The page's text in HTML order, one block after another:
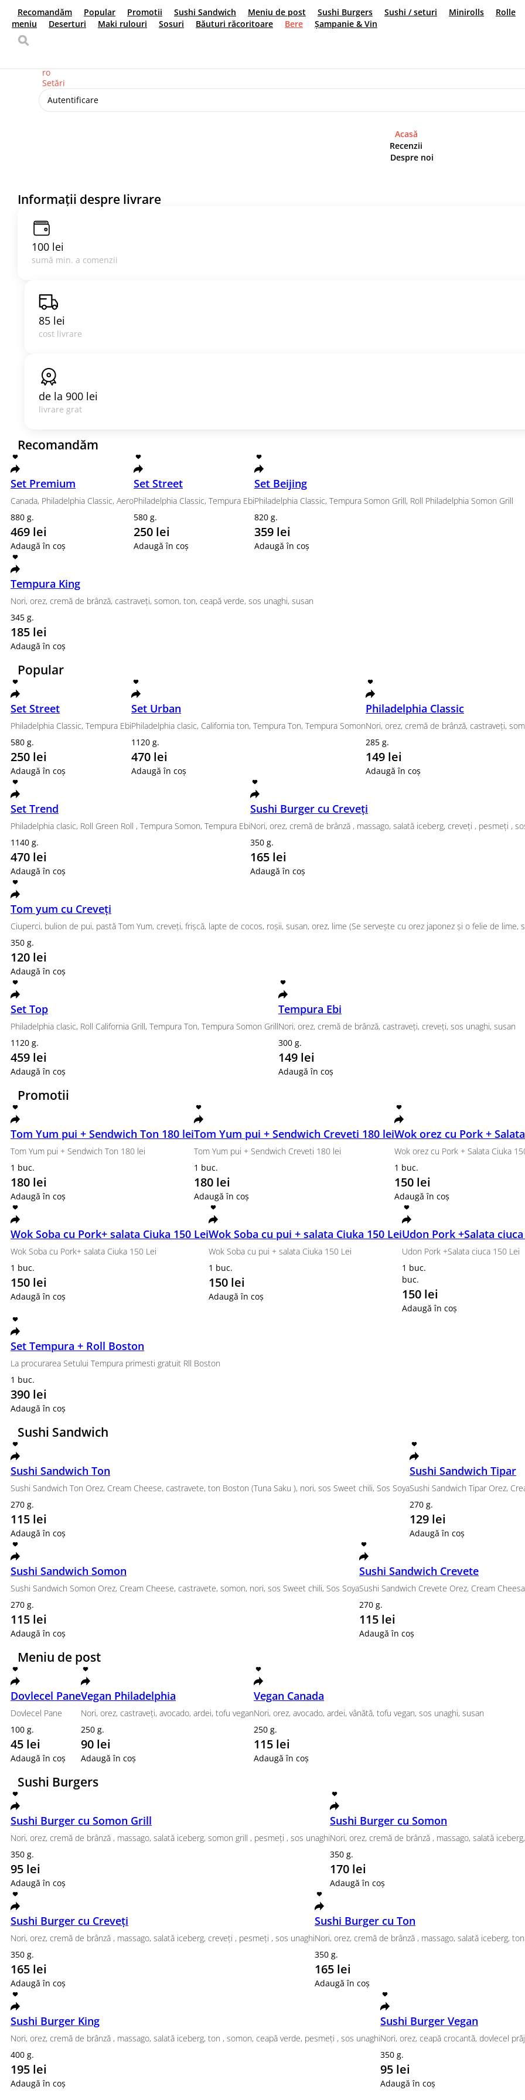
Livrare de mâncare
Кишинёв
ro
Setări
Autentificare
Acasă
Recenzii
Despre noi
Informații despre livrare
100 lei
sumă min. a comenzii
85 lei
cost livrare
de la 900 lei
livrare grat
Recomandăm Popular Promotii Sushi Sandwich Meniu de post Sushi Burgers Sushi / seturi
japoneze
Wok Veggie meniu Deserturi Maki rulouri Sosuri Băuturi răcoritoare
Recomandăm
Set Premium
Canada, Philadelphia Classic, Aero
880 g.
469 lei
Adaugă în coș
Set Street
Philadelphia Classic, Tempura Ebi
250 lei
Adaugă în coș
Philadelphia Classic, Tempura Somon Grill,
Tempura King
Nori, orez, cremă de brânză, castraveți, somon, ton, ceapă verde, sos unaghi, susan
345 g.
185 lei
Adaugă în coș
Popular
Set Street
Philadelphia Classic, Tempura Ebi
580 g.
250 lei
Adaugă în coș
Set Urban
Philadelphia clasic, California ton, Tempura Ton, Tempura Somon
470 lei
Adaugă în coș
Philadelphia
Nori, orez,
Set Premium
Canada, Philadelphia Classic, Aero
469 lei
Adaugă în coș
Philadelphia clasic, Roll Green Roll , Tempura Somon, Tempura Ebi
Sushi Burger cu Creveți
165 lei
Tom yum cu Creveți
fi consumat cald sau fierbinte)
350 g.
120 lei
Adaugă în coș
Set Top
Philadelphia clasic, Roll California Grill, Tempura Ton, Tempura Somon Grill
1120 g.
459 lei
Tempura Ebi
Nori, orez, cremă de brânză,
Promotii
Tom Yum pui + Sendwich Ton 180 lei
Tom Yum pui + Sendwich Ton 180 lei
1 buc.
180 lei
Adaugă în coș
Tom Yum pui + Sendwich
Tom Yum pui + Sendwich Creveti 180 lei
Wok orez cu Pork + Salata Ciuka 150 Lei
Wok orez cu Pork + Salata Ciuka 150 Lei
1 buc.
150 lei
Adaugă în coș
Wok Soba cu Pork+ salata Ciuka 150 Lei
Wok Soba cu Pork+ salata Ciuka 150 Lei
1 buc.
150 lei
Wok Soba cu pui + salata Ciuka 150 Lei
150 lei
Udon Pork +Salata ciuca 150 Lei
Udon Pork +Salata ciuca 150 Lei
1 buc.
buc.
150 lei
Adaugă în coș
Udon Udon Pui +Salata ciuca 150 Lei
Udon Udon Pui +Salata ciuca 150 Lei
Sushi Sandwich
Sushi Sandwich Ton
Sushi Sandwich Ton Orez, Cream Cheese, castravete, ton Boston (Tuna Saku ), nori, sos Sweet chili, Sos
270 g.
115 lei
Adaugă în coș
Sushi Sandwich Tipar Orez, Cream Cheese, castravete, somon, nori, sos Unagi, Sos Soya
270 g.
129 lei
Adaugă în coș
Sushi Sandwich Somon
Sushi Sandwich Somon Orez, Cream Cheese, castravete, somon, nori, sos Sweet chili, Sos Soya
270 g.
115 lei
Adaugă în coș
Sushi Sandwich Crevete
Sushi Sandwich Crevete Orez, Cream Cheesa, castravete, crevete, nori, sos Sweet chili, Sos Soya
270 g.
115 lei
Adaugă în coș
Meniu de post
Dovlecel Pane Vegan Canada